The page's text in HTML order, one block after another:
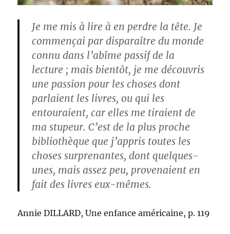
Je me mis à lire à en perdre la tête. Je
commençai par disparaître du monde
connu dans l’abîme passif de la
lecture ; mais bientôt, je me découvris
une passion pour les choses dont
parlaient les livres, ou qui les
entouraient, car elles me tiraient de
ma stupeur. C’est de la plus proche
bibliothèque que j’appris toutes les
choses surprenantes, dont quelques-
unes, mais assez peu, provenaient en
fait des livres eux-mêmes.
Annie DILLARD, Une enfance américaine, p. 119